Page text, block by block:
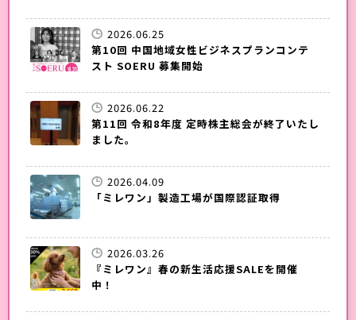
2026.06.25
第10回 中国地域女性ビジネスプランコンテ
スト SOERU 募集開始
2026.06.22
第11回 令和8年度 定時株主総会が終了いたし
ました。
2026.04.09
「ミレワン」製造工場が国際認証取得
2026.03.26
『ミレワン』春の新生活応援SALEを開催
中！